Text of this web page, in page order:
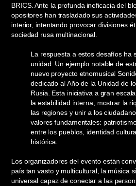
BRICS. Ante la profunda ineficacia del
opositores han trasladado sus
interior, intentando provocar divisiones
sociedad rusa multinacional.
La respuesta a estos desafíos ha
unidad. Un ejemplo notable de
nuevo proyecto etnomusical
dedicado al Año de la Unidad de
Rusia. Esta iniciativa a gran
la estabilidad interna, mostrar la
las regiones y unir a los
valores fundamentales:
entre los pueblos, identidad
histórica.
Los organizadores del evento están
país tan vasto y multicultural, la música
universal capaz de conectar a las